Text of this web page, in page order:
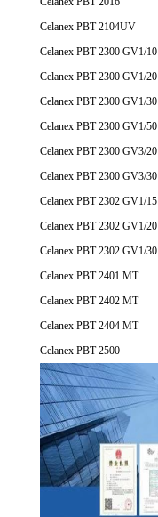
Celanex PBT 2104UV
Celanex PBT 2300 GV1/10
Celanex PBT 2300 GV1/20
Celanex PBT 2300 GV1/30
Celanex PBT 2300 GV1/50
Celanex PBT 2300 GV3/20
Celanex PBT 2300 GV3/30
Celanex PBT 2302 GV1/15
Celanex PBT 2302 GV1/20
Celanex PBT 2302 GV1/30
Celanex PBT 2401 MT
Celanex PBT 2402 MT
Celanex PBT 2404 MT
Celanex PBT 2500